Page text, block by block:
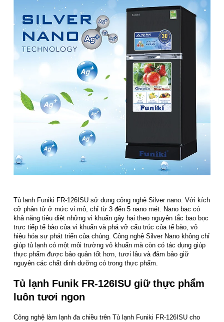
Tủ lạnh Funiki FR-126ISU sử dụng công nghệ Silver nano. Với kích
cỡ phân tử ở mức vi mô, chỉ từ 3 đến 5 nano mét. Nano bạc có
khả năng tiêu diệt những vi khuẩn gây hại theo nguyên tắc bao bọc
trực tiếp tế bào của vi khuẩn và phá vỡ cấu trúc của tế bào, vô
hiệu hóa sự phát triển của chúng. Công nghệ Silver Nano không chỉ
giúp tủ lạnh có một môi trường vô khuẩn mà còn có tác dụng giúp
thực phẩm được bảo quản tốt hơn, tươi lâu và đảm bảo giữ
nguyên các chất dinh dưỡng có trong thực phẩm.
Tủ lạnh Funik FR-126ISU giữ thực phẩm
luôn tươi ngon
Công nghệ làm lạnh đa chiều trên Tủ lạnh Funiki FR-126ISU cho